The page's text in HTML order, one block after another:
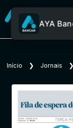
AYA
Início ❯ Jornais ❯